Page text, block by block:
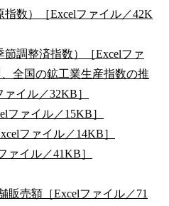
数）［Excelファイル／42K
調整済指数）［Excelファ
全国の鉱工業生産指数の推
イル／32KB］
ァイル／15KB］
ファイル／14KB］
イル／41KB］
売額［Excelファイル／71